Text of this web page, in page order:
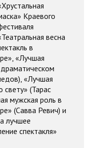
Краевого
весна
в
«Лучшая
«Лучшая
(Тарас
мужская роль в
(Савва Ревич) и
лучшее
спектакля»